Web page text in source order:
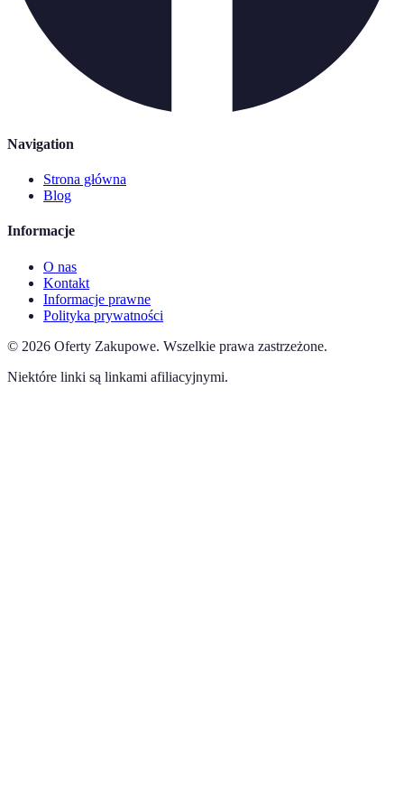
Navigation
Strona główna
Blog
Informacje
O nas
Kontakt
Informacje prawne
Polityka prywatności
© 2026 Oferty Zakupowe. Wszelkie prawa zastrzeżone.
Niektóre linki są linkami afiliacyjnymi.